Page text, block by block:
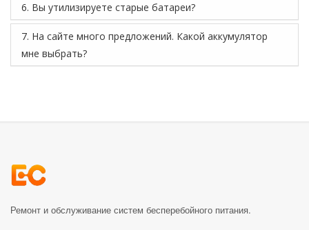
6. Вы утилизируете старые батареи?
7. На сайте много предложений. Какой аккумулятор
мне выбрать?
Ремонт и обслуживание систем бесперебойного питания.